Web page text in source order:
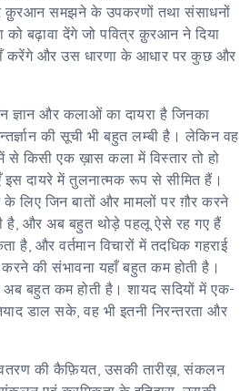
क़ुरआन समझने के उपकरणों तथा संसाधनों
को बढ़ावा देंगे जो पवित्र क़ुरआन ने दिया
करेंगे और उस धारणा के आधार पर कुछ और
ज्ञान और कलाओं का दायरा है जिनका
की सूची भी बहुत लम्बी है। लेकिन वह
किसी एक ख़ास कला में विस्तार तो हो
दायरे में तुलनात्मक रूप से सीमित हैं।
जिन बातों और मामलों पर ग़ौर करने
है, और अब बहुत थोड़े पहलू ऐसे रह गए हैं
है, और वर्तमान विचारों में तदधिक गहराई
की संभावना यहाँ बहुत कम होती है।
बहुत कम होती है। शायद सदियों में एक-
डाल सके, वह भी इतनी निरन्तरता और
की कैफ़ियत, उसकी तारीख़, संकलन